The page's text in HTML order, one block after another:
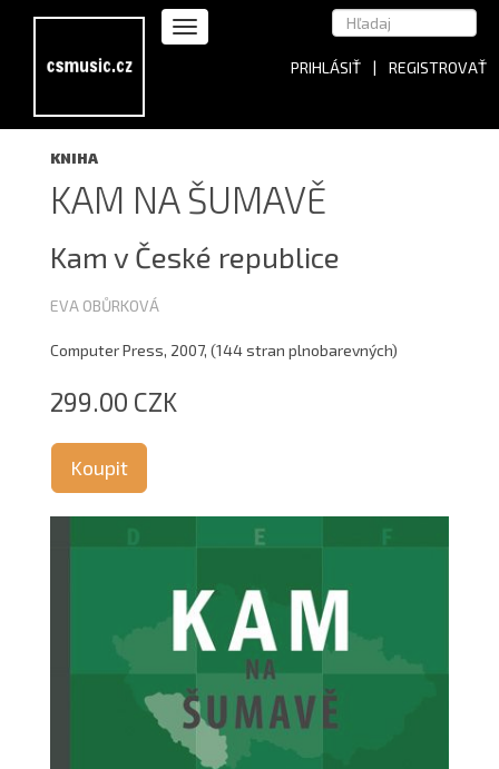
PRIHLÁSIŤ | REGISTROVAŤ
KNIHA
KAM NA ŠUMAVĚ
Kam v České republice
EVA OBŮRKOVÁ
Computer Press, 2007, (144 stran plnobarevných)
299.00 CZK
Koupit